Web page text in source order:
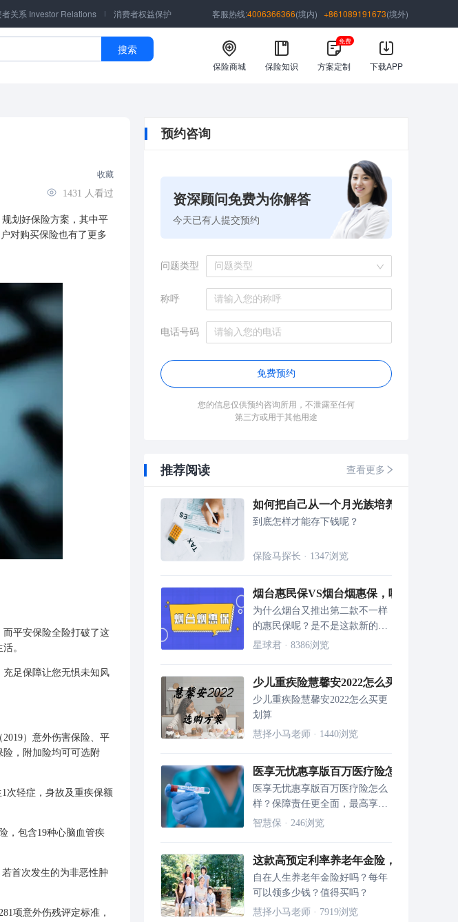
者关系 Investor Relations 消费者权益保护 客服热线:4006366366(境内) +861089191673(境外)
搜索
保险商城 保险知识 方案定制
免费
下载APP
收藏
1431 人看过
划好保险方案，其中平
对购买保险也有了更多
平安保险全险打破了这
。
足保障让您无惧未知风
）意外伤害保险、平
，附加险均可可选附
次轻症，身故及重疾保额
，包含19种心脑血管疾
首次发生的为非恶性肿
项意外伤残评定标准，
预约咨询
资深顾问免费为你解答
今天已有人提交预约
问题类型 问题类型
称呼
电话号码
免费预约
您的信息仅供预约咨询所用，不泄露至任何
第三方或用于其他用途
推荐阅读 查看更多
如何把自己从一个月光族培养成存钱的人
到底怎样才能存下钱呢？
保险马探长 · 1347浏览
烟台惠民保VS烟台烟惠保，哪个更值得买
为什么烟台又推出第二款不一样
的惠民保呢？是不是这款新的烟
惠保更好？星球君来帮你分析分
星球君 · 8386浏览
少儿重疾险慧馨安2022怎么买更划算，3
少儿重疾险慧馨安2022怎么买更
划算
慧择小马老师 · 1440浏览
医享无忧惠享版百万医疗险怎么样 续保条
医享无忧惠享版百万医疗险怎么
样？保障责任更全面，最高享
701万疾病保障；增值服务给你
用......
智慧保 · 246浏览
这款高预定利率养老年金险，起领后保证
自在人生养老年金险好吗？每年
可以领多少钱？值得买吗？
慧择小马老师 · 7919浏览